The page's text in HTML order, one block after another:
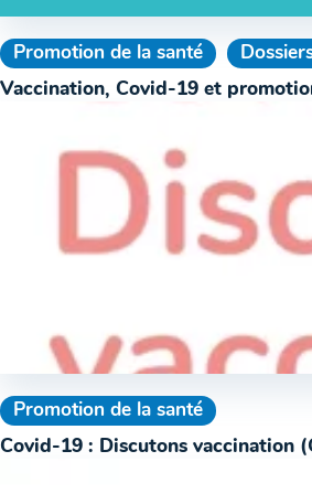
Promotion de la santé
Vaccination, Covid-19 et
Promotion de la santé
Covid-19 : Discutons vaccination